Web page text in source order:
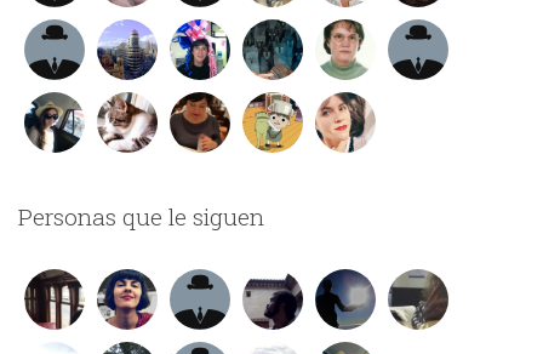
Personas que le siguen